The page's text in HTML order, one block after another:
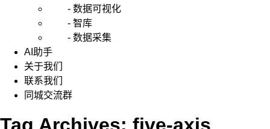
- 数据可视化
- 智库
- 数据采集
AI助手
关于我们
联系我们
同城交流群